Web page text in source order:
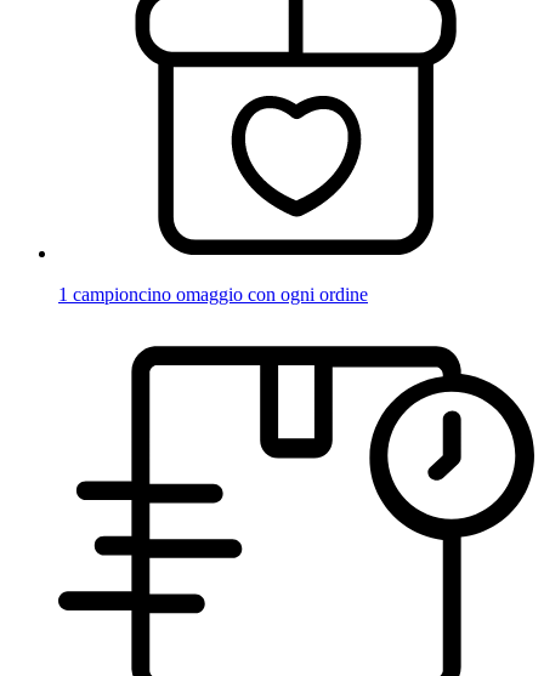
1 campioncino omaggio con ogni ordine